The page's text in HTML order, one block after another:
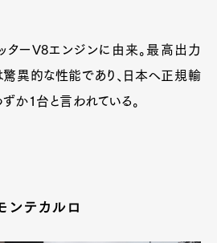
ターV8エンジンに由来。最高出力
驚異的な性能であり、日本へ正規輸
か1台と言われている。
ンテカルロ